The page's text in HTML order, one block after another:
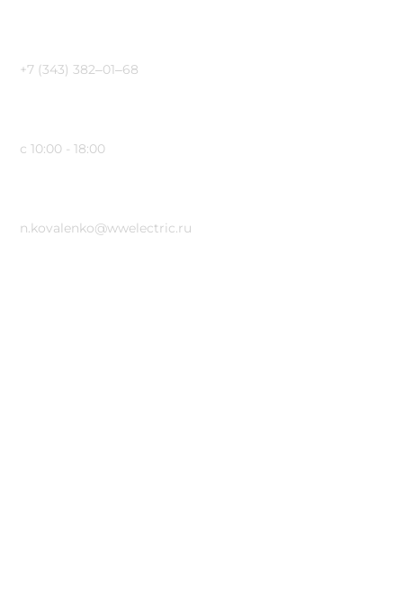
+7 (343) 382‒01‒68
с 10:00 - 18:00
n.kovalenko@wwelectric.ru